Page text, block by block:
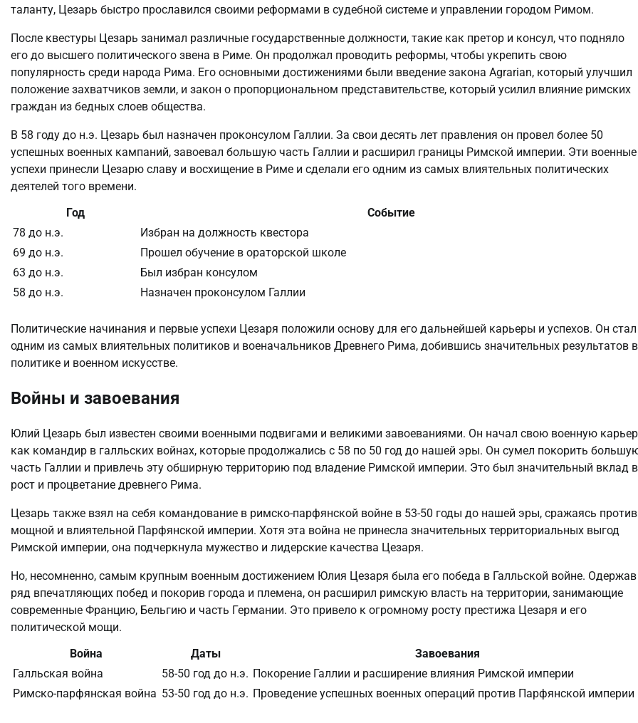
таланту, Цезарь быстро прославился своими реформами в судебной системе и управлении городом Римом.
После квестуры Цезарь занимал различные государственные должности, такие как претор и консул, что подняло
его до высшего политического звена в Риме. Он продолжал проводить реформы, чтобы укрепить свою
популярность среди народа Рима. Его основными достижениями были введение закона Agrarian, который улучшил
положение захватчиков земли, и закон о пропорциональном представительстве, который усилил влияние римских
граждан из бедных слоев общества.
В 58 году до н.э. Цезарь был назначен проконсулом Галлии. За свои десять лет правления он провел более 50
успешных военных кампаний, завоевал большую часть Галлии и расширил границы Римской империи. Эти военные
успехи принесли Цезарю славу и восхищение в Риме и сделали его одним из самых влиятельных политических
деятелей того времени.
Год
Событие
78 до н.э.
Избран на должность квестора
69 до н.э.
Прошел обучение в ораторской школе
63 до н.э.
Был избран консулом
58 до н.э.
Назначен проконсулом Галлии
Политические начинания и первые успехи Цезаря положили основу для его дальнейшей карьеры и успехов. Он стал
одним из самых влиятельных политиков и военачальников Древнего Рима, добившись значительных результатов в
политике и военном искусстве.
Войны и завоевания
Юлий Цезарь был известен своими военными подвигами и великими завоеваниями. Он начал свою военную
как командир в галльских войнах, которые продолжались с 58 по 50 год до нашей эры. Он сумел покорить
часть Галлии и привлечь эту обширную территорию под владение Римской империи. Это был значительный вклад в
рост и процветание древнего Рима.
Цезарь также взял на себя командование в римско-парфянской войне в 53-50 годы до нашей эры, сражаясь против
мощной и влиятельной Парфянской империи. Хотя эта война не принесла значительных территориальных выгод
Римской империи, она подчеркнула мужество и лидерские качества Цезаря.
Но, несомненно, самым крупным военным достижением Юлия Цезаря была его победа в Галльской войне. Одержав
ряд впечатляющих побед и покорив города и племена, он расширил римскую власть на территории, занимающие
современные Францию, Бельгию и часть Германии. Это привело к огромному росту престижа Цезаря и его
политической мощи.
Война
Даты
Завоевания
Галльская война
58-50 год до н.э. Покорение Галлии и расширение влияния Римской империи
Римско-парфянская война 53-50 год до н.э. Проведение успешных военных операций против Парфянской империи